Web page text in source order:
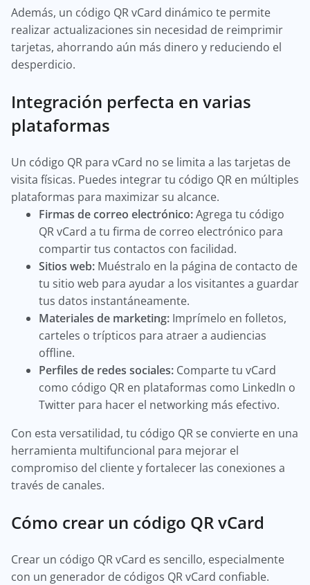
Además, un código QR vCard dinámico te permite
realizar actualizaciones sin necesidad de reimprimir
tarjetas, ahorrando aún más dinero y reduciendo el
desperdicio.
Integración perfecta en varias
plataformas
Un código QR para vCard no se limita a las tarjetas de
visita físicas. Puedes integrar tu código QR en múltiples
plataformas para maximizar su alcance.
Firmas de correo electrónico:Agrega tu código
QR vCard a tu firma de correo electrónico para
compartir tus contactos con facilidad.
Sitios web: Muéstralo en la página de contacto de
tu sitio web para ayudar a los visitantes a guardar
tus datos instantáneamente.
Materiales de marketing: Imprímelo en folletos,
carteles o trípticos para atraer a audiencias
offline.
Perfiles de redes sociales: Comparte tu vCard
como código QR en plataformas como LinkedIn o
Twitter para hacer el networking más efectivo.
Con esta versatilidad, tu código QR se convierte en una
herramienta multifuncional para mejorar el
compromiso del cliente y fortalecer las conexiones a
través de canales.
Cómo crear un código QR vCard
Crear un código QR vCard es sencillo, especialmente
con un generador de códigos QR vCard confiable.